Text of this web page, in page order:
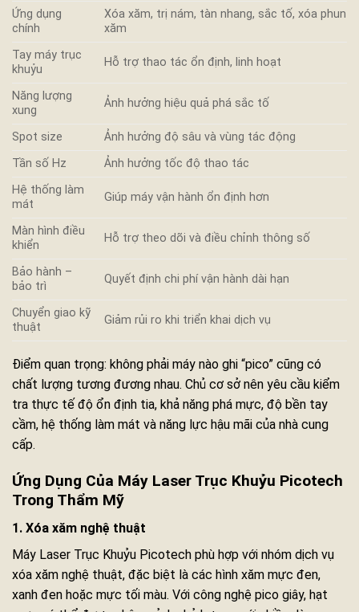
Ứng dụng
chính
Xóa xăm, trị nám, tàn nhang, sắc tố, xóa phun
xăm
Tay máy trục
khuỷu
Hỗ trợ thao tác ổn định, linh hoạt
Năng lượng
xung
Ảnh hưởng hiệu quả phá sắc tố
Spot size
Ảnh hưởng độ sâu và vùng tác động
Tần số Hz
Ảnh hưởng tốc độ thao tác
Hệ thống làm
mát
Giúp máy vận hành ổn định hơn
Màn hình điều
khiển
Hỗ trợ theo dõi và điều chỉnh thông số
Bảo hành –
bảo trì
Quyết định chi phí vận hành dài hạn
Chuyển giao kỹ
thuật
Giảm rủi ro khi triển khai dịch vụ
Điểm quan trọng: không phải máy nào ghi “pico” cũng có
chất lượng tương đương nhau. Chủ cơ sở nên yêu cầu kiểm
tra thực tế độ ổn định tia, khả năng phá mực, độ bền tay
cầm, hệ thống làm mát và năng lực hậu mãi của nhà cung
cấp.
Ứng Dụng Của Máy Laser Trục Khuỷu Picotech
Trong Thẩm Mỹ
1. Xóa xăm nghệ thuật
Máy Laser Trục Khuỷu Picotech phù hợp với nhóm dịch vụ
xóa xăm nghệ thuật, đặc biệt là các hình xăm mực đen,
xanh đen hoặc mực tối màu. Với công nghệ pico giây, hạt